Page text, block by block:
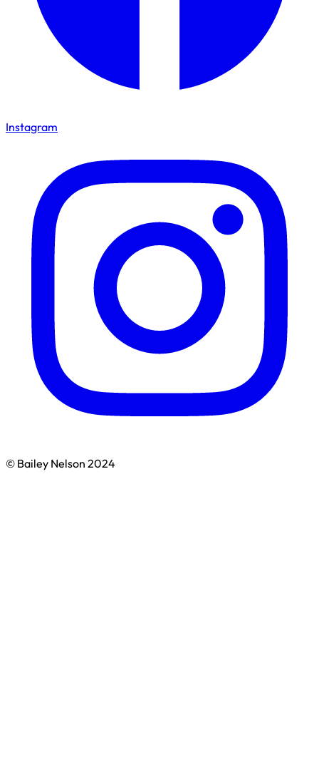
Instagram
© Bailey Nelson 2024